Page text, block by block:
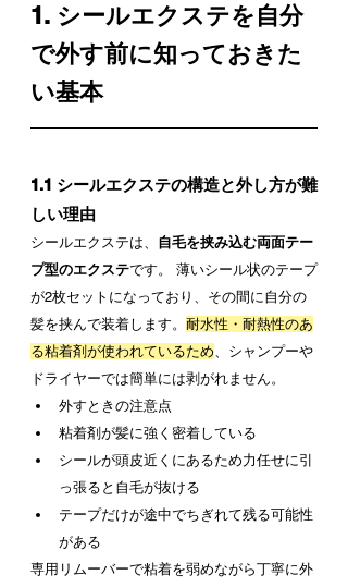
1. シールエクステを自分
で外す前に知っておきた
い基本
1.1 シールエクステの構造と外し方が難
しい理由
シールエクステは、 自毛を挟み込む両面テー
プ型のエクステです。 薄いシール状のテープ
が2枚セットになっており、その間に自分の
髪を挟んで装着します。 耐水性・耐熱性のあ
る粘着剤が使われているため、シャンプーや
ドライヤーでは簡単には剥がれません。
外すときの注意点
粘着剤が髪に強く密着している
シールが頭皮近くにあるため力任せに引
っ張ると自毛が抜ける
テープだけが途中でちぎれて残る可能性
がある
専用リムーバーで粘着を弱めながら丁寧に外